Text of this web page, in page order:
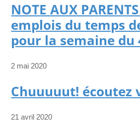
NOTE AUX
emplois du temps
pour la semaine du
2 mai 2020
Chuuuuut!
21 avril 2020